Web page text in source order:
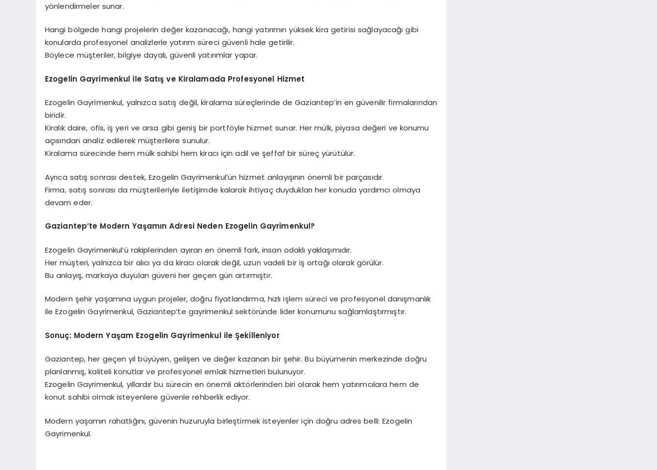
yönlendirmeler sunar.
Hangi bölgede hangi projelerin değer kazanacağı, hangi yatırımın yüksek kira getirisi sağlayacağı gibi
konularda profesyonel analizlerle yatırım süreci güvenli hale getirilir.
Böylece müşteriler, bilgiye dayalı, güvenli yatırımlar yapar.
Ezogelin Gayrimenkul ile Satış ve Kiralamada Profesyonel Hizmet
Ezogelin Gayrimenkul, yalnızca satış değil, kiralama süreçlerinde de Gaziantep’in en güvenilir firmalarından
biridir.
Kiralık daire, ofis, iş yeri ve arsa gibi geniş bir portföyle hizmet sunar. Her mülk, piyasa değeri ve konumu
açısından analiz edilerek müşterilere sunulur.
Kiralama sürecinde hem mülk sahibi hem kiracı için adil ve şeffaf bir süreç yürütülür.
Ayrıca satış sonrası destek, Ezogelin Gayrimenkul’ün hizmet anlayışının önemli bir parçasıdır.
Firma, satış sonrası da müşterileriyle iletişimde kalarak ihtiyaç duydukları her konuda yardımcı olmaya
devam eder.
Gaziantep’te Modern Yaşamın Adresi Neden Ezogelin Gayrimenkul?
Ezogelin Gayrimenkul’ü rakiplerinden ayıran en önemli fark, insan odaklı yaklaşımıdır.
Her müşteri, yalnızca bir alıcı ya da kiracı olarak değil, uzun vadeli bir iş ortağı olarak görülür.
Bu anlayış, markaya duyulan güveni her geçen gün artırmıştır.
Modern şehir yaşamına uygun projeler, doğru fiyatlandırma, hızlı işlem süreci ve profesyonel danışmanlık
ile Ezogelin Gayrimenkul, Gaziantep’te gayrimenkul sektöründe lider konumunu sağlamlaştırmıştır.
Sonuç: Modern Yaşam Ezogelin Gayrimenkul ile Şekilleniyor
Gaziantep, her geçen yıl büyüyen, gelişen ve değer kazanan bir şehir. Bu büyümenin merkezinde doğru
planlanmış, kaliteli konutlar ve profesyonel emlak hizmetleri bulunuyor.
Ezogelin Gayrimenkul, yıllardır bu sürecin en önemli aktörlerinden biri olarak hem yatırımcılara hem de
konut sahibi olmak isteyenlere güvenle rehberlik ediyor.
Modern yaşamın rahatlığını, güvenin huzuruyla birleştirmek isteyenler için doğru adres belli: Ezogelin
Gayrimenkul.